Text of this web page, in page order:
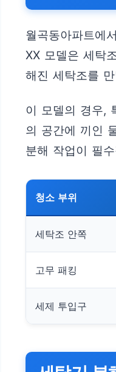
월곡동아파트에
XX 모델은 세탁
해진 세탁조를
이 모델의 경우,
의 공간에 끼인
분해 작업이 필
청소 부위
세탁조 안쪽
고무 패킹
세제 투입구